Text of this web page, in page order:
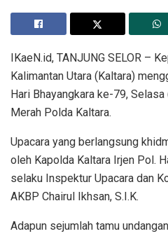
IKaeN.id, TANJUNG SELOR –
Kalimantan Utara (Kaltara)
Hari Bhayangkara ke-79,
Merah Polda Kaltara.
Upacara yang berlangsung
oleh Kapolda Kaltara Irjen Pol.
selaku Inspektur Upacara dan
AKBP Chairul Ikhsan, S.I.K.
Adapun sejumlah tamu